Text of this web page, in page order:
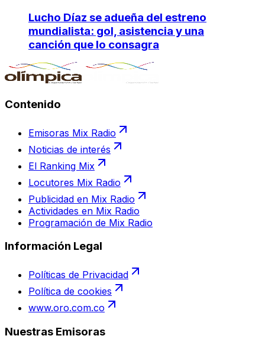
Lucho Díaz se adueña del estreno
mundialista: gol, asistencia y una
canción que lo consagra
Contenido
Emisoras Mix Radio
Noticias de interés
El Ranking Mix
Locutores Mix Radio
Publicidad en Mix Radio
Actividades en Mix Radio
Programación de Mix Radio
Información Legal
Políticas de Privacidad
Política de cookies
www.oro.com.co
Nuestras Emisoras